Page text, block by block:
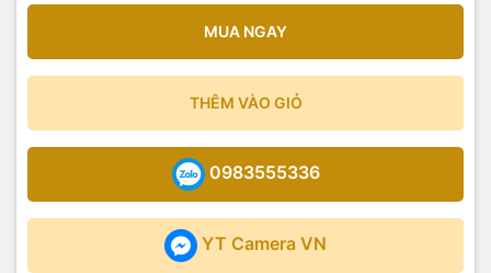
MUA NGAY
THÊM VÀO GIỎ
YT Camera VN
0983555336